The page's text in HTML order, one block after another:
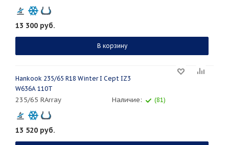
13 300 руб.
В корзину
Hankook 235/65 R18 Winter I Cept IZ3
W636A 110T
235/65 RArray Наличие: (81)
13 520 руб.